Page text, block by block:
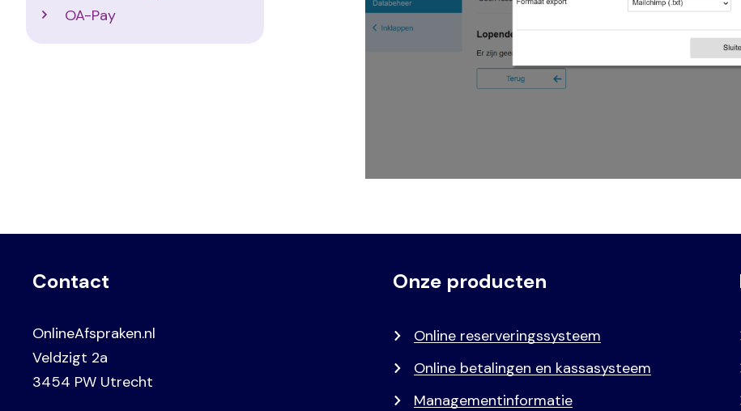
OA-Pay
Contact
OnlineAfspraken.nl
Veldzigt 2a
3454 PW Utrecht
Voet
Primair
Onze producten
Online reserveringssysteem
Online betalingen en kassasysteem
Managementinformatie